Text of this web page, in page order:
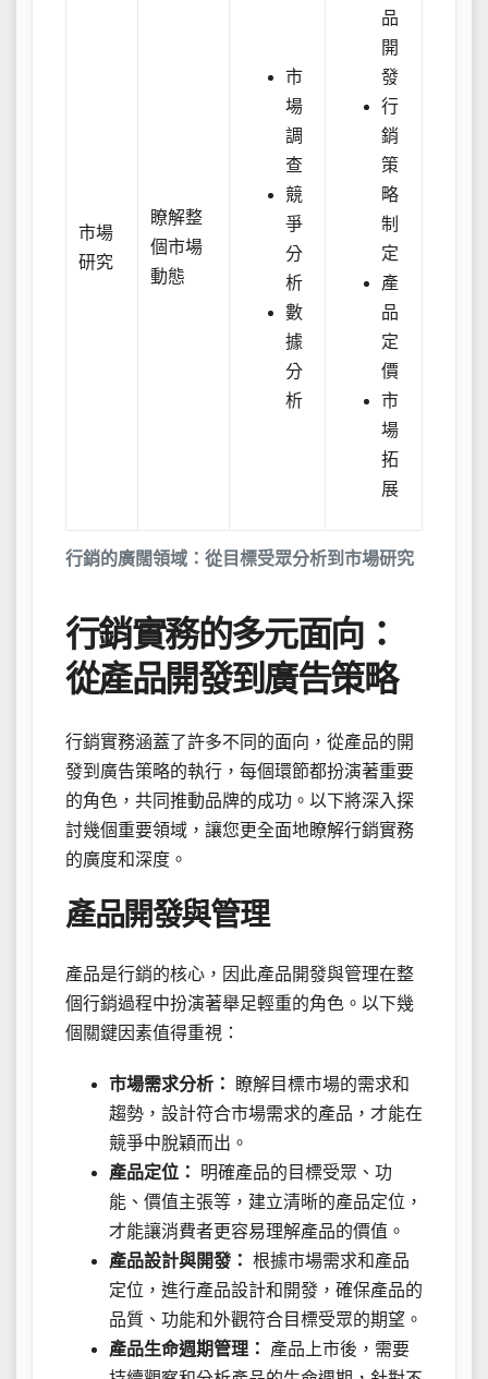
行銷的廣闊領域：從目標受眾分析到市場研究
市場
研究
瞭解整
個市場
動態
市
場
調
查
競
爭
分
析
數
據
分
析
品
開
發
行
銷
策
略
制
定
產
品
定
價
市
場
拓
展
行銷實務的多元面向：
從產品開發到廣告策略
行銷實務涵蓋了許多不同的面向，從產品的開
發到廣告策略的執行，每個環節都扮演著重要
的角色，共同推動品牌的成功。以下將深入探
討幾個重要領域，讓您更全面地瞭解行銷實務
的廣度和深度。
產品開發與管理
產品是行銷的核心，因此產品開發與管理在整
個行銷過程中扮演著舉足輕重的角色。以下幾
個關鍵因素值得重視：
市場需求分析：
瞭解目標市場的需求和
趨勢，設計符合市場需求的產品，才能在
競爭中脫穎而出。
產品定位：
明確產品的目標受眾、功
能、價值主張等，建立清晰的產品定位，
才能讓消費者更容易理解產品的價值。
產品設計與開發： 根據市場需求和產品
定位，進行產品設計和開發，確保產品的
品質、功能和外觀符合目標受眾的期望。
產品生命週期管理：
產品上市後，需要